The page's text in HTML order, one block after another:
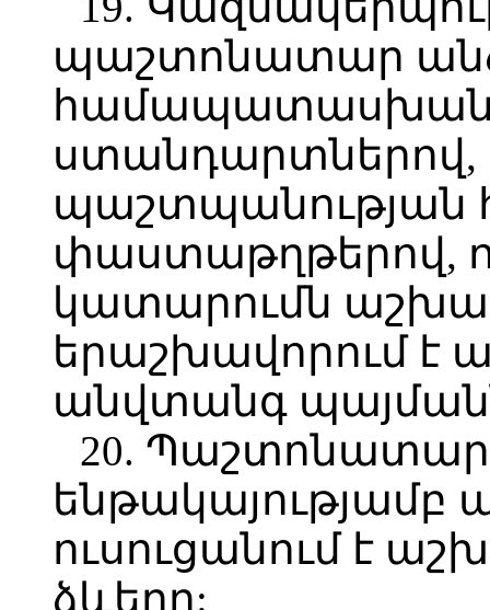
պաշտոնատար
համապատասխան
պաշտպանության
փաստաթղթերով,
կատարումն
երաշխավորում է
անվտանգ
20. Պաշտոնատար
ուսուցանում է
ձևերը: